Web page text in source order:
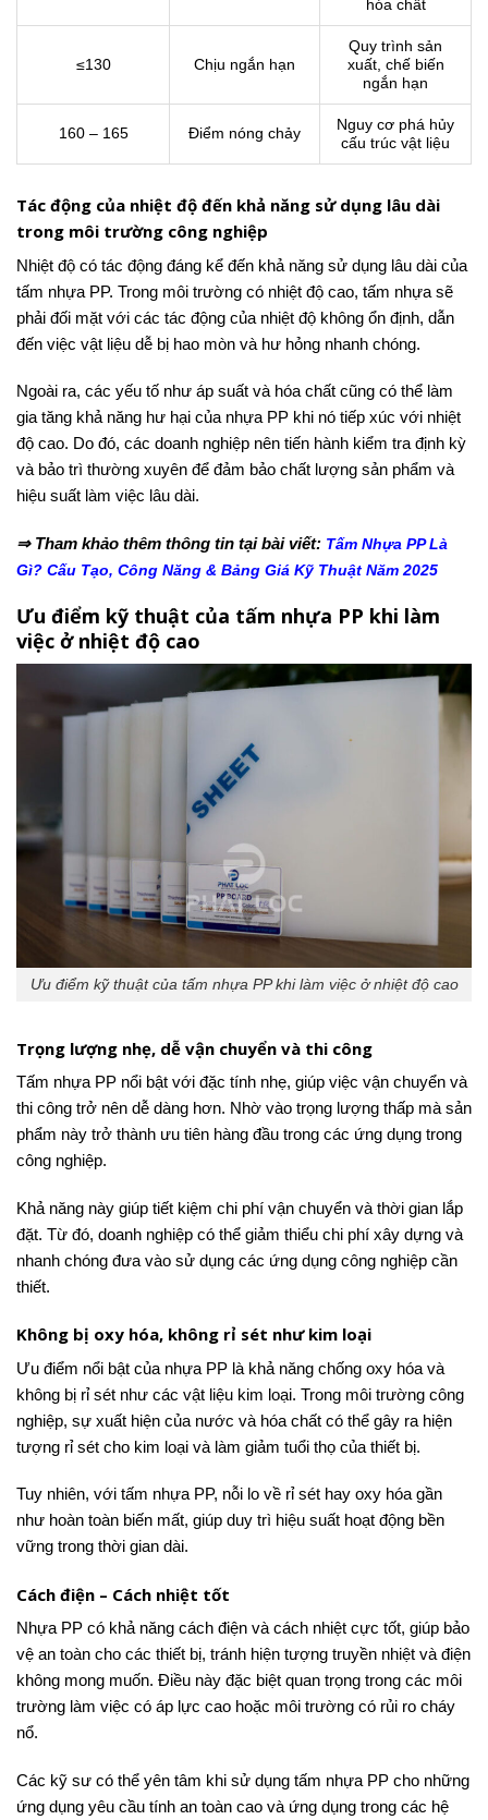
hóa chất
≤130 Chịu ngắn hạn
Quy trình sản
xuất, chế biến
ngắn hạn
160 – 165 Điểm nóng chảy
Nguy cơ phá hủy
cấu trúc vật liệu
Tác động của nhiệt độ đến khả năng sử dụng lâu dài
trong môi trường công nghiệp
Nhiệt độ có tác động đáng kể đến khả năng sử dụng lâu dài của
tấm nhựa PP. Trong môi trường có nhiệt độ cao, tấm nhựa sẽ
phải đối mặt với các tác động của nhiệt độ không ổn định, dẫn
đến việc vật liệu dễ bị hao mòn và hư hỏng nhanh chóng.
Ngoài ra, các yếu tố như áp suất và hóa chất cũng có thể làm
gia tăng khả năng hư hại của nhựa PP khi nó tiếp xúc với nhiệt
độ cao. Do đó, các doanh nghiệp nên tiến hành kiểm tra định kỳ
và bảo trì thường xuyên để đảm bảo chất lượng sản phẩm và
hiệu suất làm việc lâu dài.
⇒ Tham khảo thêm thông tin tại bài viết: Tấm Nhựa PP Là
Gì? Cấu Tạo, Công Năng & Bảng Giá Kỹ Thuật Năm 2025
Ưu điểm kỹ thuật của tấm nhựa PP khi làm
việc ở nhiệt độ cao
Ưu điểm kỹ thuật của tấm nhựa PP khi làm việc ở nhiệt độ cao
Trọng lượng nhẹ, dễ vận chuyển và thi công
Tấm nhựa PP nổi bật với đặc tính nhẹ, giúp việc vận chuyển và
thi công trở nên dễ dàng hơn. Nhờ vào trọng lượng thấp mà sản
phẩm này trở thành ưu tiên hàng đầu trong các ứng dụng trong
công nghiệp.
Khả năng này giúp tiết kiệm chi phí vận chuyển và thời gian lắp
đặt. Từ đó, doanh nghiệp có thể giảm thiểu chi phí xây dựng và
nhanh chóng đưa vào sử dụng các ứng dụng công nghiệp cần
thiết.
Không bị oxy hóa, không rỉ sét như kim loại
Ưu điểm nổi bật của nhựa PP là khả năng chống oxy hóa và
không bị rỉ sét như các vật liệu kim loại. Trong môi trường công
nghiệp, sự xuất hiện của nước và hóa chất có thể gây ra hiện
tượng rỉ sét cho kim loại và làm giảm tuổi thọ của thiết bị.
Tuy nhiên, với tấm nhựa PP, nỗi lo về rỉ sét hay oxy hóa gần
như hoàn toàn biến mất, giúp duy trì hiệu suất hoạt động bền
vững trong thời gian dài.
Cách điện – Cách nhiệt tốt
Nhựa PP có khả năng cách điện và cách nhiệt cực tốt, giúp bảo
vệ an toàn cho các thiết bị, tránh hiện tượng truyền nhiệt và điện
không mong muốn. Điều này đặc biệt quan trọng trong các môi
trường làm việc có áp lực cao hoặc môi trường có rủi ro cháy
nổ.
Các kỹ sư có thể yên tâm khi sử dụng tấm nhựa PP cho những
ứng dụng yêu cầu tính an toàn cao và ứng dụng trong các hệ